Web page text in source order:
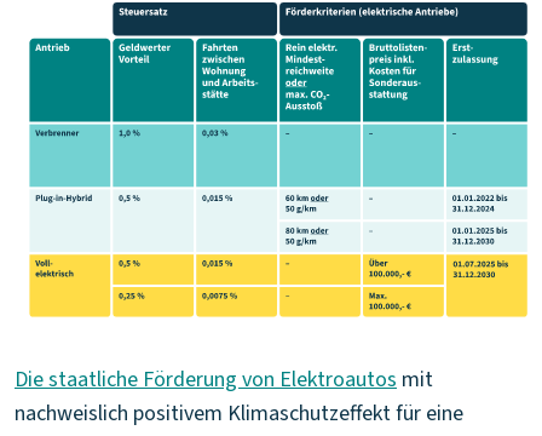
Die staatliche Förderung von Elektroautos mit
nachweislich positivem Klimaschutzeffekt für eine